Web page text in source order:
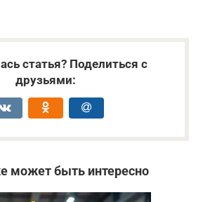
статья? Поделиться с
друзьями:
может быть интересно